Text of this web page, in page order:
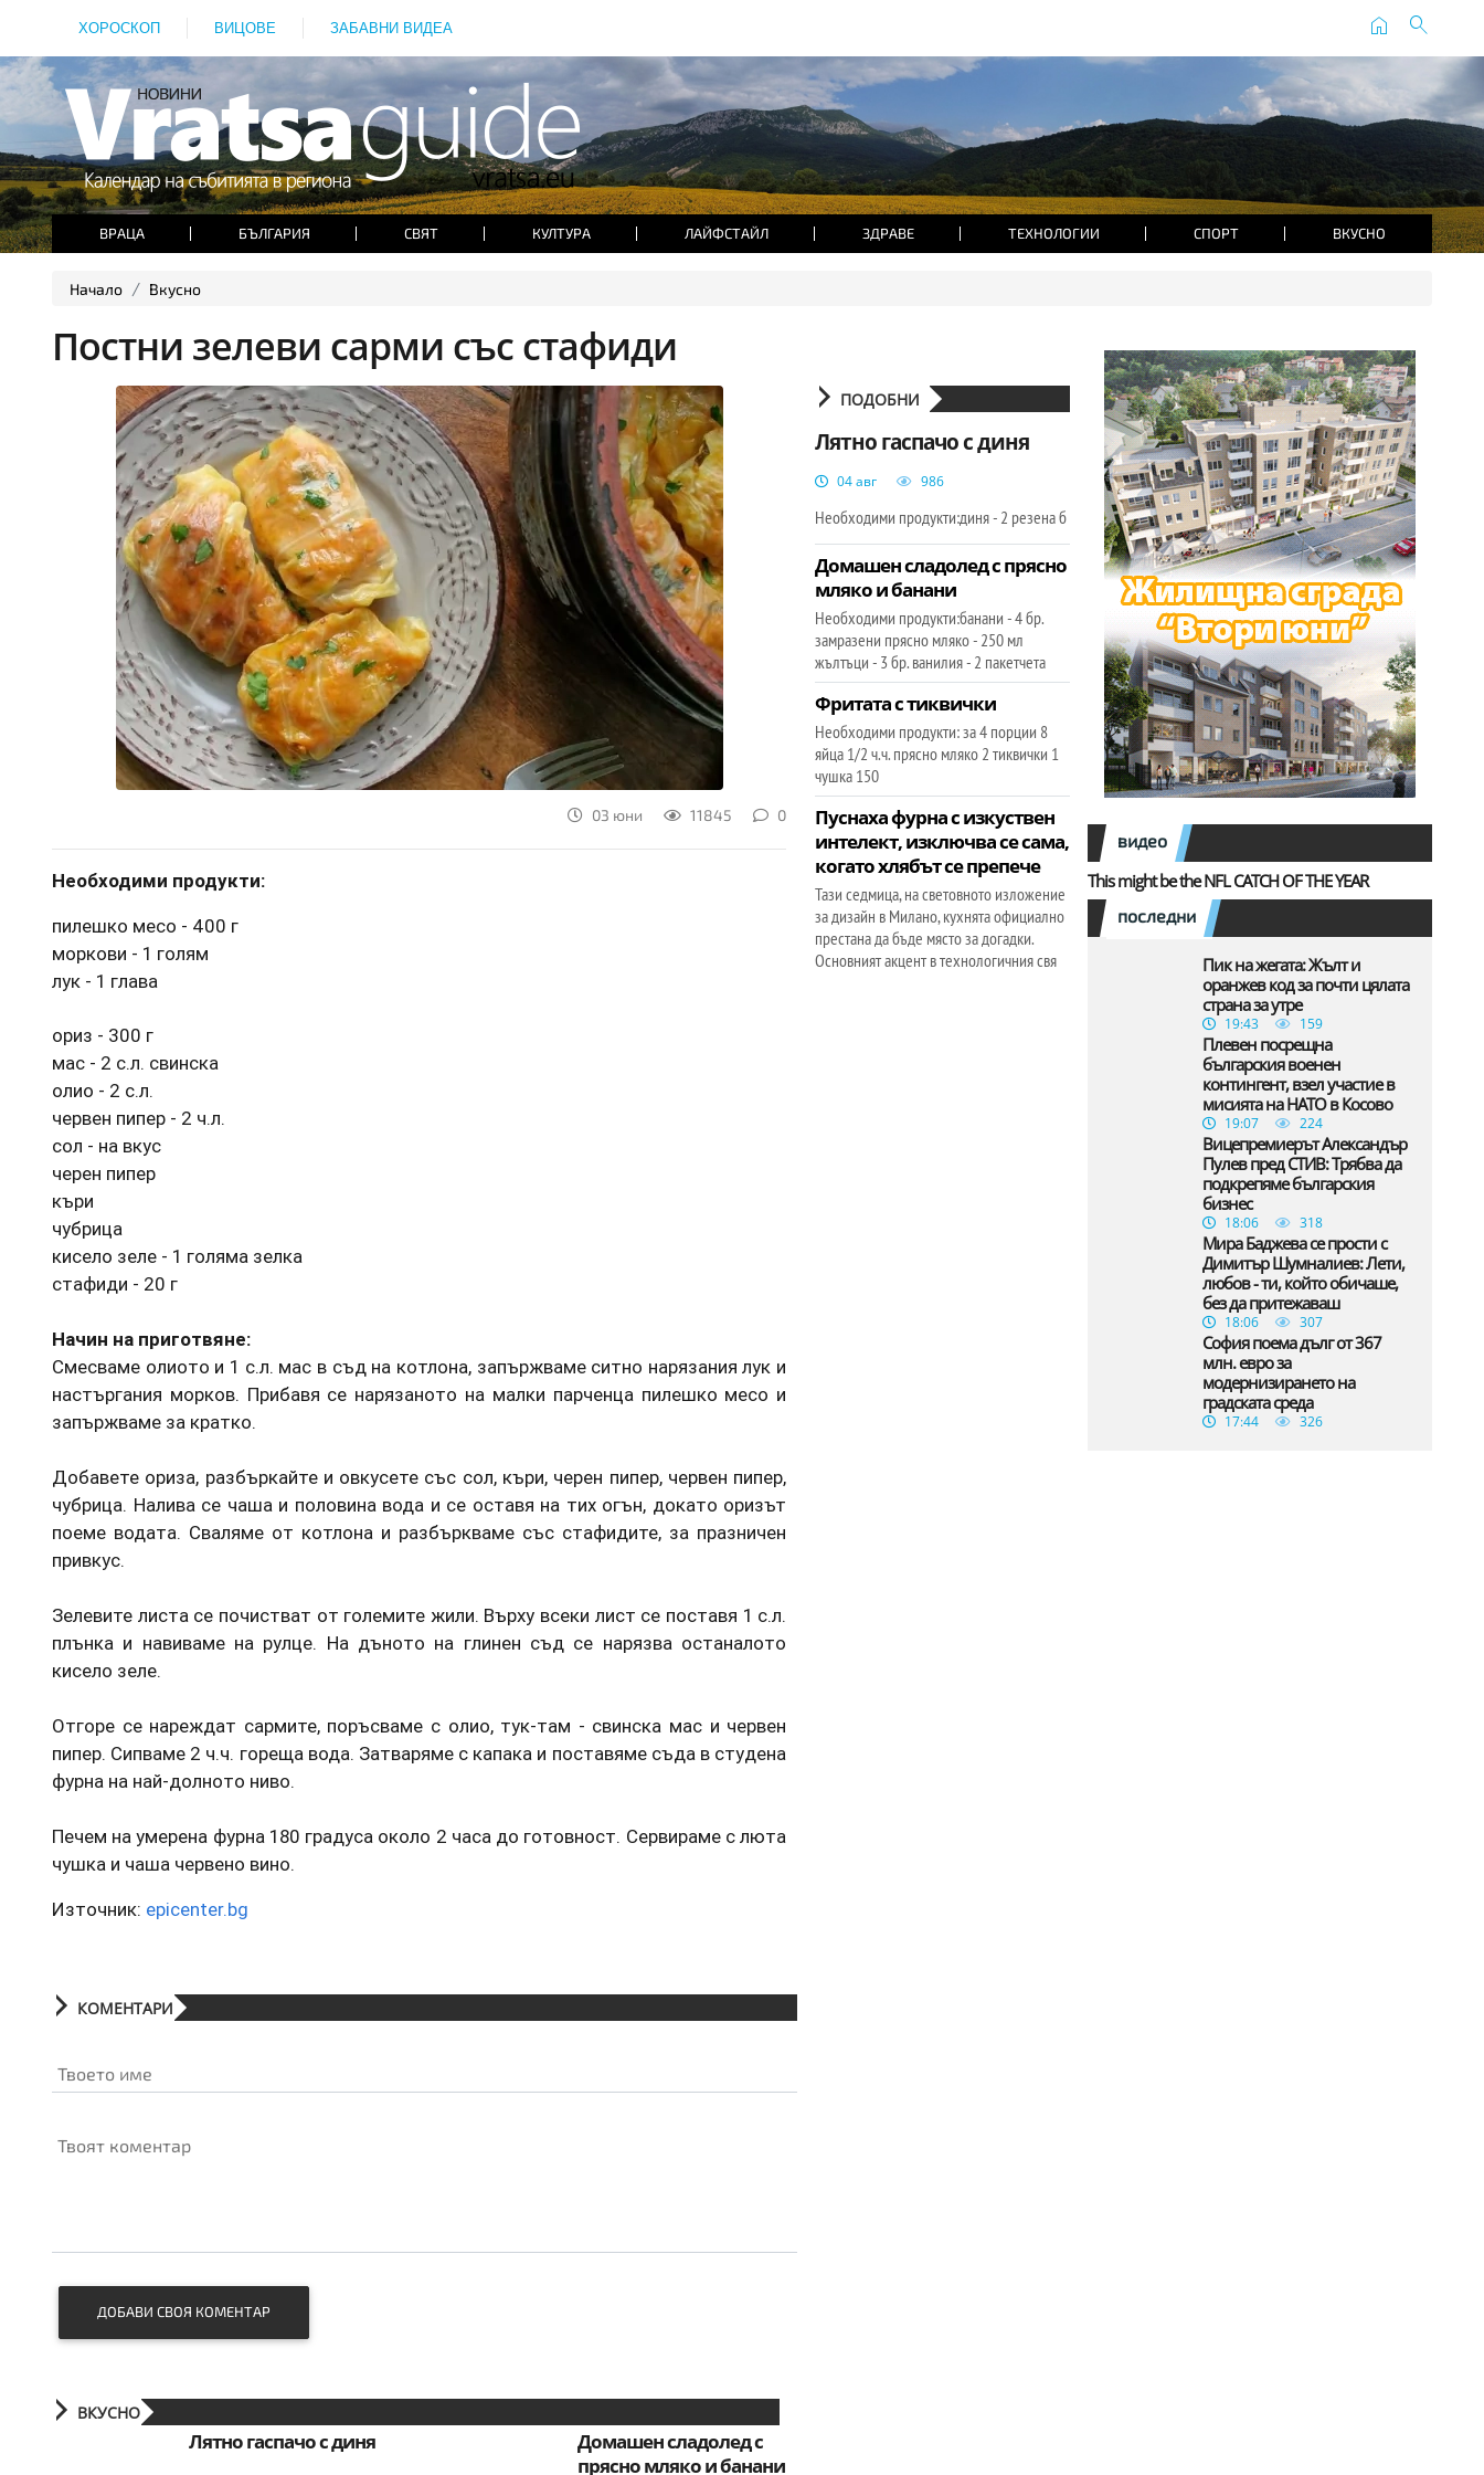
ХОРОСКОП ВИЦОВЕ ЗАБАВНИ ВИДЕА home search
ВРАЦА БЪЛГАРИЯ СВЯТ КУЛТУРА ЛАЙФСТАЙЛ ЗДРАВЕ ТЕХНОЛОГИИ СПОРТ ВКУСНО
Начало Вкусно
Постни зелеви сарми със стафиди
03 юни 11845 0
Необходими продукти:
пилешко месо - 400 г
моркови - 1 голям
лук - 1 глава
ориз - 300 г
мас - 2 с.л. свинска
олио - 2 с.л.
червен пипер - 2 ч.л.
сол - на вкус
черен пипер
къри
чубрица
кисело зеле - 1 голяма зелка
стафиди - 20 г
Начин на приготвяне:
Смесваме олиото и 1 с.л. мас в съд на котлона, запържваме ситно нарязания лук и
настъргания морков. Прибавя се нарязаното на малки парченца пилешко месо и
запържваме за кратко.
Добавете ориза, разбъркайте и овкусете със сол, къри, черен пипер, червен пипер,
чубрица. Налива се чаша и половина вода и се оставя на тих огън, докато оризът
поеме водата. Сваляме от котлона и разбъркваме със стафидите, за празничен
привкус.
Зелевите листа се почистват от големите жили. Върху всеки лист се поставя 1 с.л.
плънка и навиваме на рулце. На дъното на глинен съд се нарязва останалото
кисело зеле.
Отгоре се нареждат сармите, поръсваме с олио, тук-там - свинска мас и червен
пипер. Сипваме 2 ч.ч. гореща вода. Затваряме с капака и поставяме съда в студена
фурна на най-долното ниво.
Печем на умерена фурна 180 градуса около 2 часа до готовност. Сервираме с люта
чушка и чаша червено вино.
Източник: epicenter.bg
КОМЕНТАРИ
Твоето име
Твоят коментар
ДОБАВИ СВОЯ КОМЕНТАР
ВКУСНО
Лятно гаспачо с диня
Домашен сладолед с
прясно мляко и банани
ПОДОБНИ
Лятно гаспачо с диня
04 авг 986
Необходими продукти:диня - 2 резена б
Домашен сладолед с прясно
мляко и банани
Необходими продукти:банани - 4 бр.
замразени прясно мляко - 250 мл
жълтъци - 3 бр. ванилия - 2 пакетчета
Фритата с тиквички
Необходими продукти: за 4 порции 8
яйца 1/2 ч.ч. прясно мляко 2 тиквички 1
чушка 150
Пуснаха фурна с изкуствен
интелект, изключва се сама,
когато хлябът се препече
Тази седмица, на световното изложение
за дизайн в Милано, кухнята официално
престана да бъде място за догадки.
Основният акцент в технологичния свя
видео
This might be the NFL CATCH OF THE YEAR
последни
Пик на жегата: Жълт и
оранжев код за почти цялата
страна за утре
19:43 159
Плевен посрещна
българския военен
контингент, взел участие в
мисията на НАТО в Косово
19:07 224
Вицепремиерът Александър
Пулев пред СТИВ: Трябва да
подкрепяме българския
бизнес
18:06 318
Мира Баджева се прости с
Димитър Шумналиев: Лети,
любов - ти, който обичаше,
без да притежаваш
18:06 307
София поема дълг от 367
млн. евро за
модернизирането на
градската среда
17:44 326